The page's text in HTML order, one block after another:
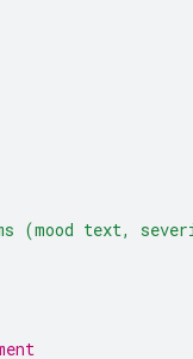
(mood text,